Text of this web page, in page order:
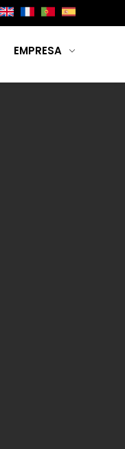
EMPRESA